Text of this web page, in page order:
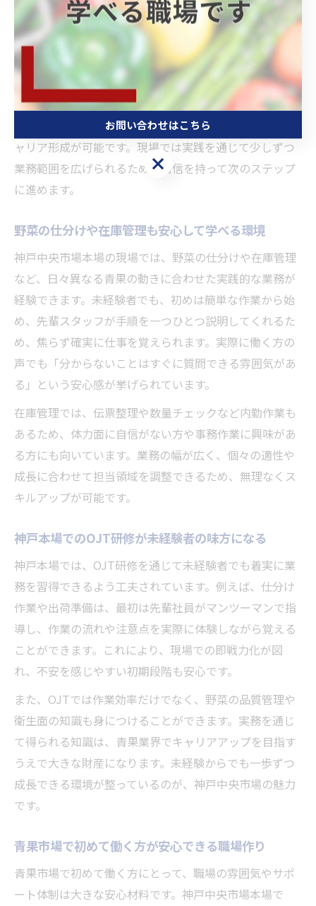
ど基礎から丁寧に教えてもらえます。市場特有の流通ル
ールや安全対策も、段階的に学べるため、初めての方で
も不安なく業務を覚えられる点が特徴です。
また、フォークリフト資格取得の支援など、専門スキル
の習得も積極的にサポートされています。これにより、
青果市場で長く働きたいと考える方にとって、着実なキ
ャリア形成が可能です。現場では実践を通じて少しずつ
業務範囲を広げられるため、自信を持って次のステップ
に進めます。
野菜の仕分けや在庫管理も安心して学べる環境
神戸中央市場本場の現場では、野菜の仕分けや在庫管理
など、日々異なる青果の動きに合わせた実践的な業務が
経験できます。未経験者でも、初めは簡単な作業から始
め、先輩スタッフが手順を一つひとつ説明してくれるた
め、焦らず確実に仕事を覚えられます。実際に働く方の
声でも「分からないことはすぐに質問できる雰囲気があ
る」という安心感が挙げられています。
在庫管理では、伝票整理や数量チェックなど内勤作業も
あるため、体力面に自信がない方や事務作業に興味があ
る方にも向いています。業務の幅が広く、個々の適性や
成長に合わせて担当領域を調整できるため、無理なくス
キルアップが可能です。
神戸本場でのOJT研修が未経験者の味方になる
神戸本場では、OJT研修を通じて未経験者でも着実に業
務を習得できるよう工夫されています。例えば、仕分け
作業や出荷準備は、最初は先輩社員がマンツーマンで指
導し、作業の流れや注意点を実際に体験しながら覚える
ことができます。これにより、現場での即戦力化が図
れ、不安を感じやすい初期段階も安心です。
また、OJTでは作業効率だけでなく、野菜の品質管理や
衛生面の知識も身につけることができます。実務を通じ
て得られる知識は、青果業界でキャリアアップを目指す
うえで大きな財産になります。未経験からでも一歩ずつ
成長できる環境が整っているのが、神戸中央市場の魅力
です。
青果市場で初めて働く方が安心できる職場作り
青果市場で初めて働く方にとって、職場の雰囲気やサポ
ート体制は大きな安心材料です。神戸中央市場本場で
お問い合わせはこちら
お問い合わせはこちら